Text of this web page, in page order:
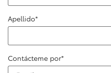
Apellido*
Contácteme por*